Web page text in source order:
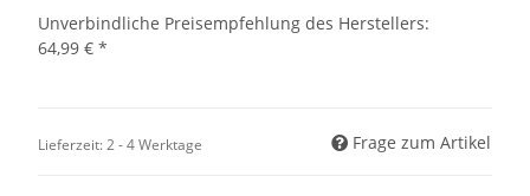
Unverbindliche Preisempfehlung des Herstellers:
64,99 € *
Lieferzeit:2 - 4 Werktage Frage zum Artikel